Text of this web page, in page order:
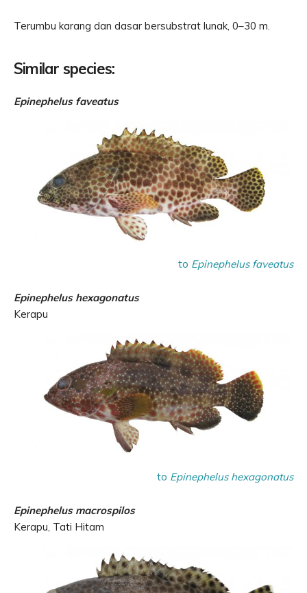
Terumbu karang dan dasar bersubstrat lunak, 0–30 m.
Similar species:
Epinephelus faveatus
to Epinephelus faveatus
Epinephelus hexagonatus
Kerapu
to Epinephelus hexagonatus
Epinephelus macrospilos
Kerapu, Tati Hitam